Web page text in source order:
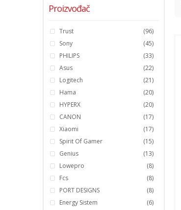
Proizvođač
Trust
(96)
Sony
(45)
PHILIPS
(33)
Asus
(22)
Logitech
(21)
Hama
(20)
HYPERX
(20)
CANON
(17)
Xiaomi
(17)
Spirit Of Gamer
(15)
Genius
(13)
Lowepro
(8)
Fcs
(8)
PORT DESIGNS
(8)
Energy Sistem
(6)